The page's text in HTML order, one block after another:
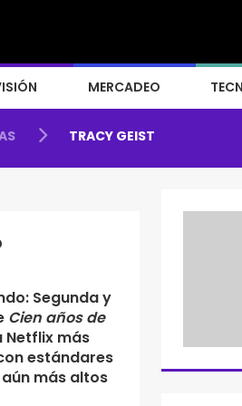
MERCADEO
TRACY GEIST
Segunda y
Cien años de
Netflix más
estándares
más altos